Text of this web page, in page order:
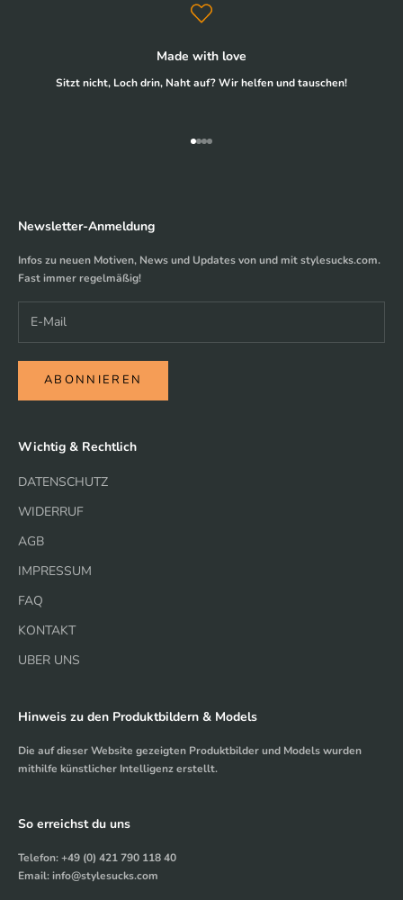
Made with love
Sitzt nicht, Loch drin, Naht auf? Wir helfen und tauschen!
Gehe zu Element 1
Gehe zu Element 2
Gehe zu Element 3
Gehe zu Element 4
Newsletter-Anmeldung
Infos zu neuen Motiven, News und Updates von und mit stylesucks.com.
Fast immer regelmäßig!
ABONNIEREN
Wichtig & Rechtlich
DATENSCHUTZ
WIDERRUF
AGB
IMPRESSUM
FAQ
KONTAKT
UBER UNS
Hinweis zu den Produktbildern & Models
Die auf dieser Website gezeigten Produktbilder und Models wurden
mithilfe künstlicher Intelligenz erstellt.
So erreichst du uns
Telefon: +49 (0) 421 790 118 40
Email: info@stylesucks.com